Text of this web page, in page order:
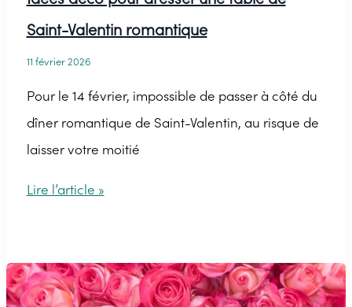
Saint-Valentin romantique
11 février 2026
Pour le 14 février, impossible de passer à côté du
dîner romantique de Saint-Valentin, au risque de
laisser votre moitié
Idées
dresser
une
Lire l’article »